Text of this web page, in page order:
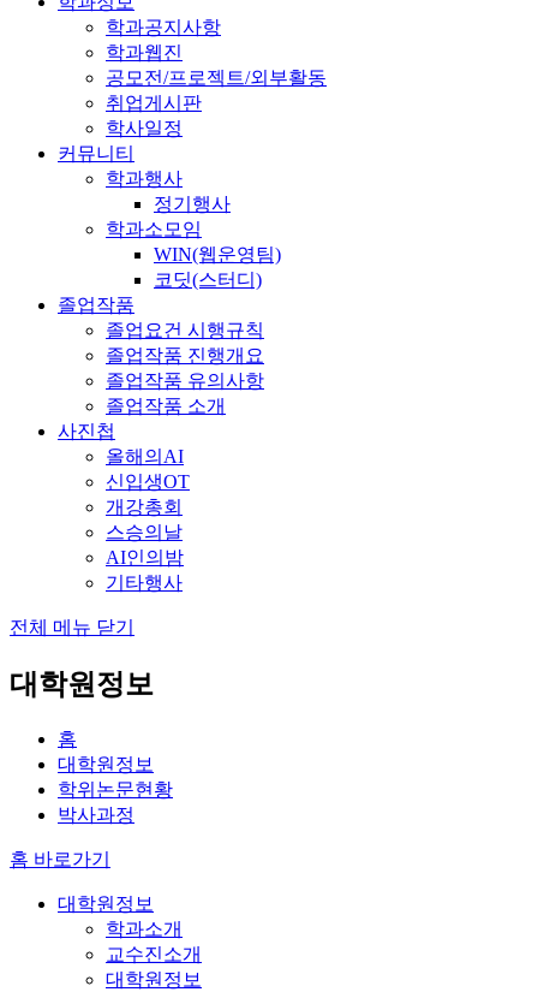
학과공지사항
학과웹진
공모전/프로젝트/외부활동
취업게시판
학사일정
커뮤니티
학과행사
정기행사
학과소모임
WIN(웹운영팀)
코딧(스터디)
졸업작품
졸업요건 시행규칙
졸업작품 진행개요
졸업작품 유의사항
졸업작품 소개
사진첩
올해의AI
신입생OT
개강총회
스승의날
AI인의밤
기타행사
전체 메뉴 닫기
대학원정보
홈
대학원정보
학위논문현황
박사과정
홈 바로가기
대학원정보
학과소개
교수진소개
대학원정보